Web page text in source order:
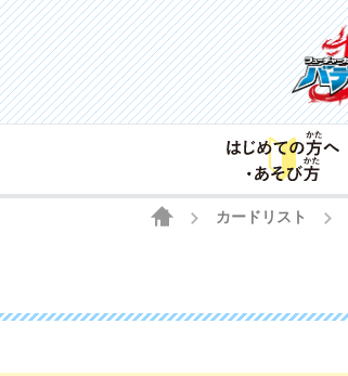
HOME
カードリスト